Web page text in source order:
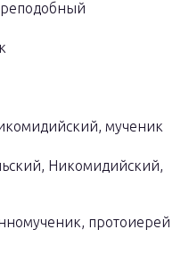
мученик
Никомидийский,
протоиерей